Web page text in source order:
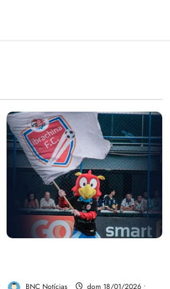
BNC Notícias dom 18/01/2026 •